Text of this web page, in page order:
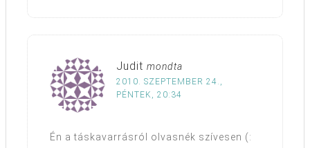
Judit mondta
2010. SZEPTEMBER 24.,
PÉNTEK, 20:34
Én a táskavarrásról olvasnék szívesen (: